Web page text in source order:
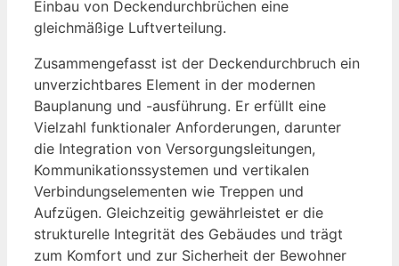
Einbau von Deckendurchbrüchen eine
gleichmäßige Luftverteilung.
Zusammengefasst ist der Deckendurchbruch ein
unverzichtbares Element in der modernen
Bauplanung und -ausführung. Er erfüllt eine
Vielzahl funktionaler Anforderungen, darunter
die Integration von Versorgungsleitungen,
Kommunikationssystemen und vertikalen
Verbindungselementen wie Treppen und
Aufzügen. Gleichzeitig gewährleistet er die
strukturelle Integrität des Gebäudes und trägt
zum Komfort und zur Sicherheit der Bewohner